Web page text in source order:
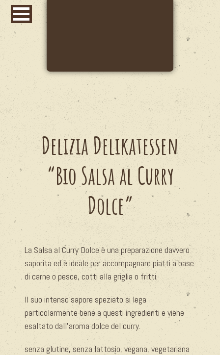
Delizia Delikatessen
“Bio Salsa al Curry
Dolce”
La Salsa al Curry Dolce è una preparazione davvero
saporita ed è ideale per accompagnare piatti a base
di carne o pesce, cotti alla griglia o fritti.
Il suo intenso sapore speziato si lega
particolarmente bene a questi ingredienti e viene
esaltato dall’aroma dolce del curry.
senza glutine, senza lattosio, vegana, vegetariana